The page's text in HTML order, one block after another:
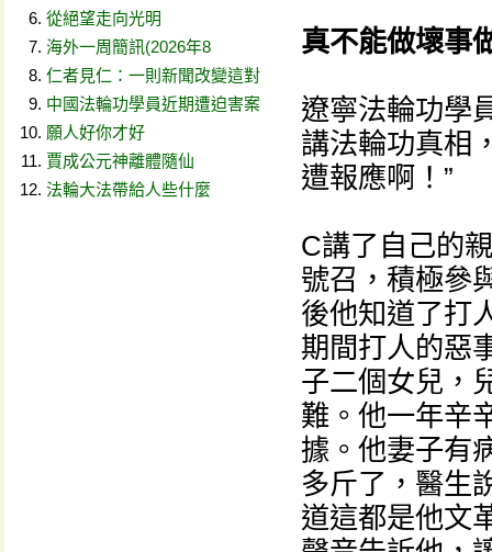
從絕望走向光明
海外一周簡訊(2026年8
仁者見仁：一則新聞改變這對
中國法輪功學員近期遭迫害案
願人好你才好
賈成公元神離體隨仙
法輪大法帶給人些什麼
真不能做壞事
遼寧法輪功學
講法輪功真相
遭報應啊！”
C講了自己的
號召，積極參
後他知道了打
期間打人的惡
子二個女兒，
難。他一年辛
據。他妻子有
多斤了，醫生
道這都是他文